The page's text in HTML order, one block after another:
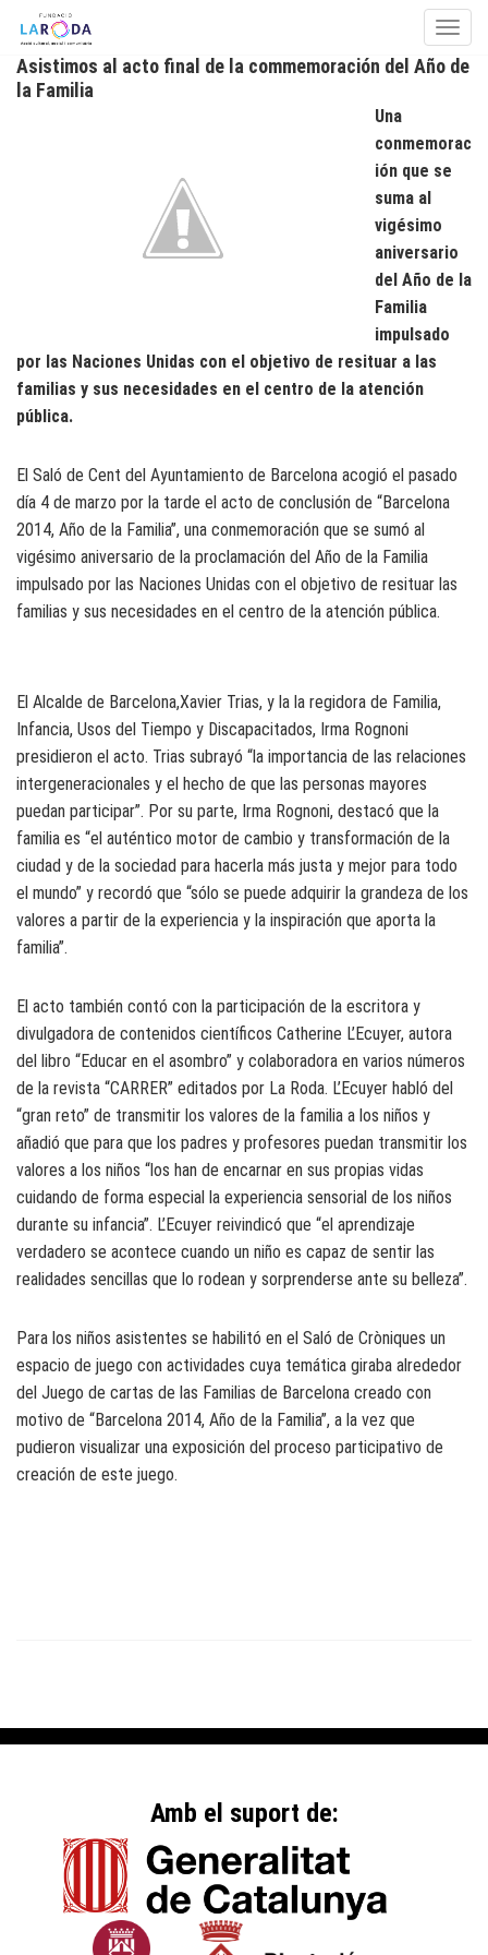
Skip to content
Asistimos al acto final de la commemoración del Año de
la Familia
Una
conmemorac
ión que se
suma al
vigésimo
aniversario
del Año de la
Familia
impulsado
por las Naciones Unidas con el objetivo de resituar a las
familias y sus necesidades en el centro de la atención
pública.
El Saló de Cent del Ayuntamiento de Barcelona acogió el pasado
día 4 de marzo por la tarde el acto de conclusión de “Barcelona
2014, Año de la Familia”, una conmemoración que se sumó al
vigésimo aniversario de la proclamación del Año de la Familia
impulsado por las Naciones Unidas con el objetivo de resituar las
familias y sus necesidades en el centro de la atención pública.
El Alcalde de Barcelona,Xavier Trias, y la la regidora de Familia,
Infancia, Usos del Tiempo y Discapacitados, Irma Rognoni
presidieron el acto. Trias subrayó “la importancia de las relaciones
intergeneracionales y el hecho de que las personas mayores
puedan participar”. Por su parte, Irma Rognoni, destacó que la
familia es “el auténtico motor de cambio y transformación de la
ciudad y de la sociedad para hacerla más justa y mejor para todo
el mundo” y recordó que “sólo se puede adquirir la grandeza de los
valores a partir de la experiencia y la inspiración que aporta la
familia”.
El acto también contó con la participación de la escritora y
divulgadora de contenidos científicos Catherine L’Ecuyer, autora
del libro “Educar en el asombro” y colaboradora en varios números
de la revista “CARRER” editados por La Roda. L’Ecuyer habló del
“gran reto” de transmitir los valores de la familia a los niños y
añadió que para que los padres y profesores puedan transmitir los
valores a los niños “los han de encarnar en sus propias vidas
cuidando de forma especial la experiencia sensorial de los niños
durante su infancia”. L’Ecuyer reivindicó que “el aprendizaje
verdadero se acontece cuando un niño es capaz de sentir las
realidades sencillas que lo rodean y sorprenderse ante su belleza”.
Para los niños asistentes se habilitó en el Saló de Cròniques un
espacio de juego con actividades cuya temática giraba alrededor
del Juego de cartas de las Familias de Barcelona creado con
motivo de “Barcelona 2014, Año de la Familia”, a la vez que
pudieron visualizar una exposición del proceso participativo de
creación de este juego.
Amb el suport de: